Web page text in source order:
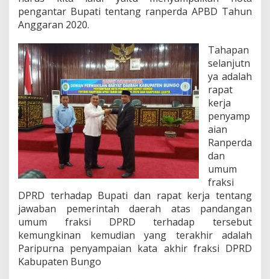
D
R
a
n
p
e
r
d
a
l
i
n
a
d
r
u
a
pengantar Bupati tentang ranperda APBD Tahun
Anggaran 2020.
Tahapan
selanjutn
ya adalah
rapat
kerja
penyamp
aian
Ranperda
dan
umum
fraksi
DPRD terhadap Bupati dan rapat kerja tentang
jawaban pemerintah daerah atas pandangan
umum fraksi DPRD terhadap tersebut
kemungkinan kemudian yang terakhir adalah
Paripurna penyampaian kata akhir fraksi DPRD
Kabupaten Bungo